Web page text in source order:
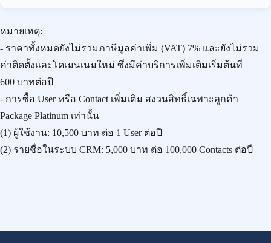
หมายเหตุ:
- ราคาทั้งหมดยังไม่รวมภาษีมูลค่าเพิ่ม (VAT) 7% และยังไม่รวม
ค่าติดตั้งและโดเมนเนมใหม่ ซึ่งมีค่าบริการเพิ่มเติมเริ่มต้นที่
600 บาทต่อปี
- การซื้อ User หรือ Contact เพิ่มเติม สงวนสิทธิ์เฉพาะลูกค้า
Package Platinum เท่านั้น
(1) ผู้ใช้งาน: 10,500 บาท ต่อ 1 User ต่อปี
(2) รายชื่อในระบบ CRM: 5,000 บาท ต่อ 100,000 Contacts ต่อปี